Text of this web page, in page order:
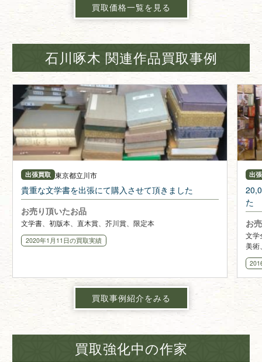
買取価格一覧を見る
石川啄木 関連作品買取事例
出張買取 東京都立川市
貴重な文学書を出張にて購入させて頂きました
お売り頂いたお品
文学書、初版本、直木賞、芥川賞、限定本
2020年1月11日の買取実績
出
た
お
文学
美術
買取事例紹介をみる
買取強化中の作家